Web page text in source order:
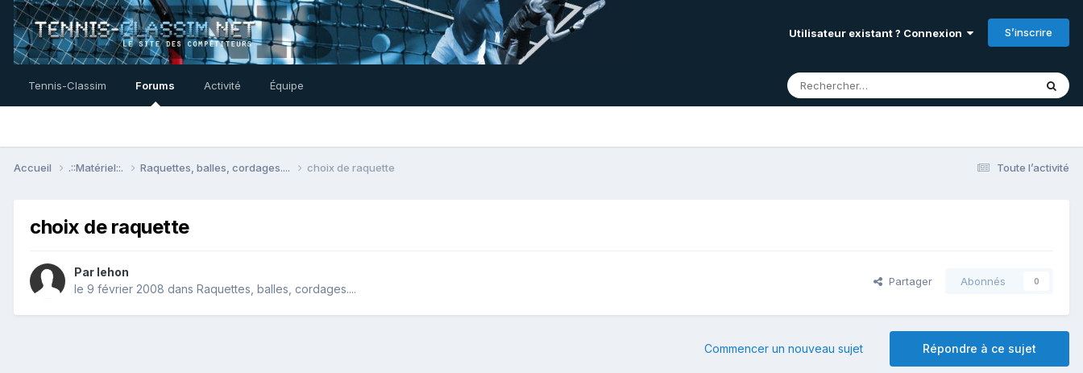
Utilisateur existant ? Connexion S’inscrire
Tennis-Classim Forums Activité Équipe
Toute l’activité
Accueil .::Matériel::. Raquettes, balles, cordages.... choix de raquette
choix de raquette
Par lehon
le 9 février 2008 dans Raquettes, balles, cordages....
Partager Abonnés 0
Répondre à ce sujet
Commencer un nouveau sujet